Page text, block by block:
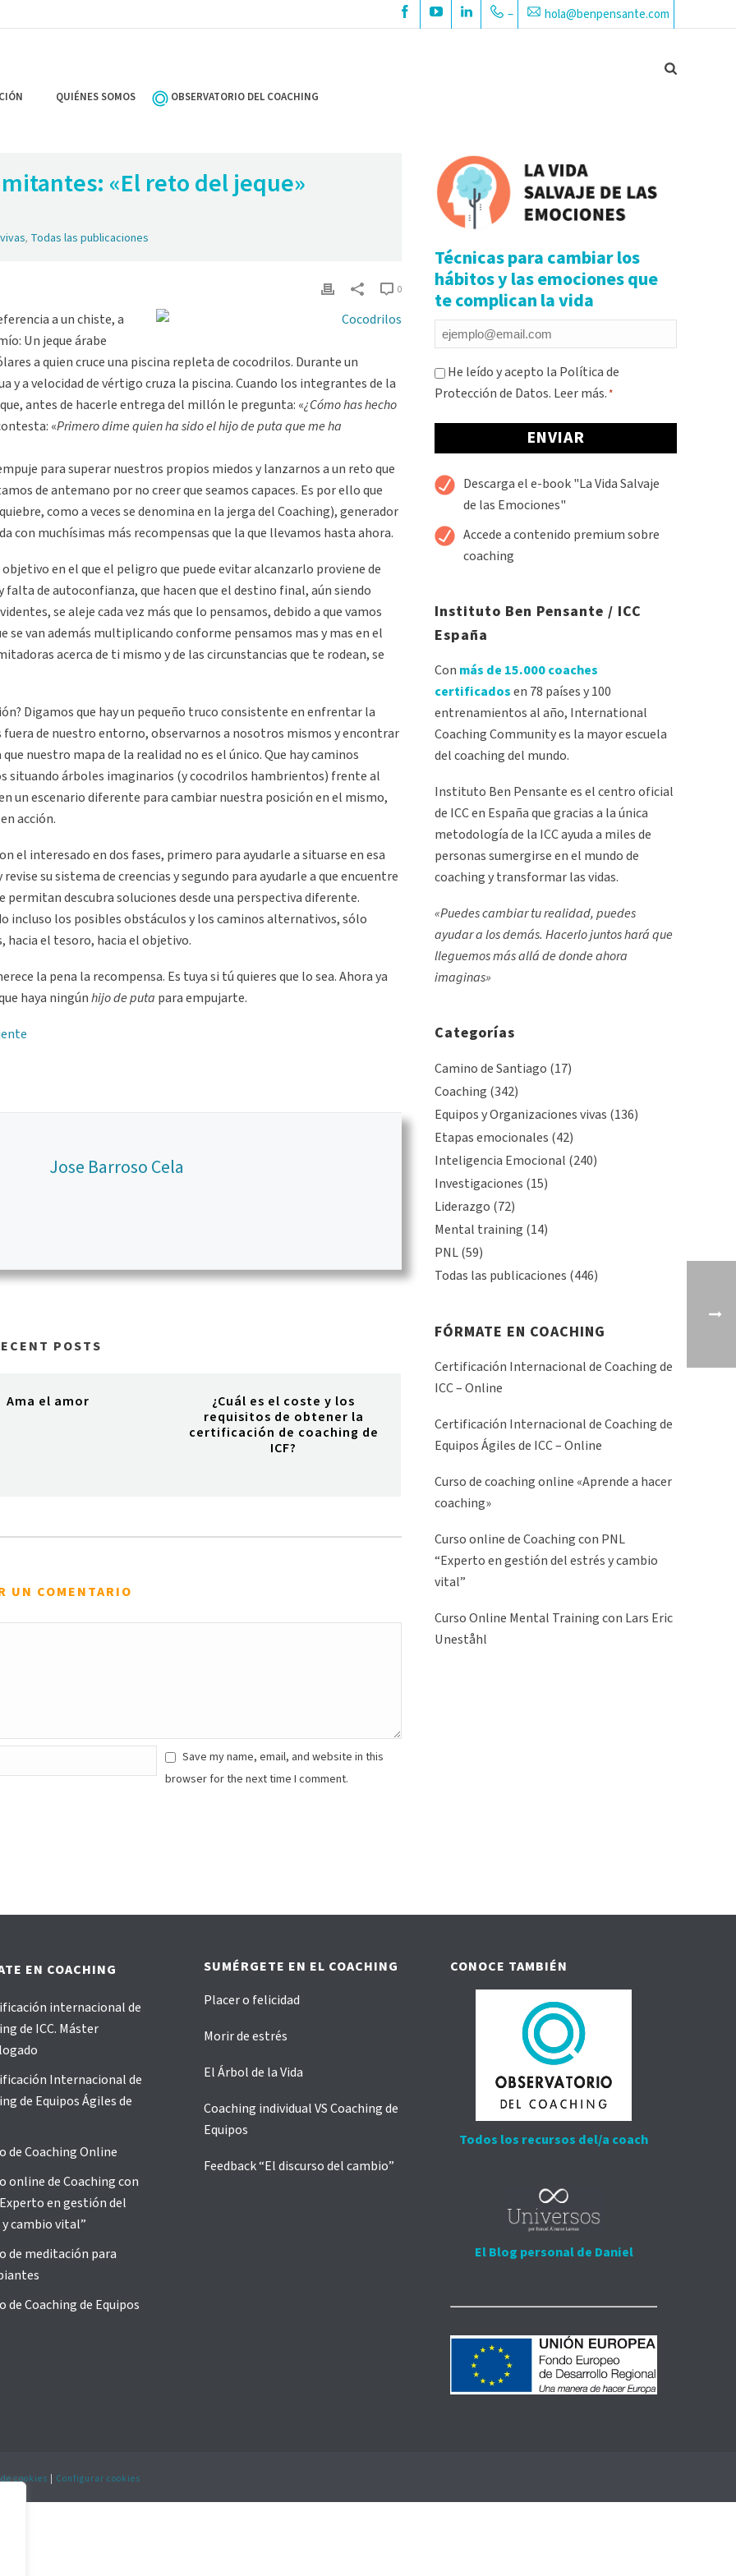
hola@benpensante.com
–
QUIÉNES SOMOS OBSERVATORIO DEL COACHING
«El reto del jeque»
, Todas las publicaciones
0
a un chiste, a
Un jeque árabe
a quien cruce una piscina repleta de cocodrilos. Durante un
y a velocidad de vértigo cruza la piscina. Cuando los integrantes de la
antes de hacerle entrega del millón le pregunta: «¿Cómo has hecho
«Primero dime quien ha sido el hijo de puta que me ha
para superar nuestros propios miedos y lanzarnos a un reto que
de antemano por no creer que seamos capaces. Es por ello que
como a veces se denomina en la jerga del Coaching), generador
con muchísimas más recompensas que la que llevamos hasta ahora.
en el que el peligro que puede evitar alcanzarlo proviene de
de autoconfianza, que hacen que el destino final, aún siendo
se aleje cada vez más que lo pensamos, debido a que vamos
van además multiplicando conforme pensamos mas y mas en el
acerca de ti mismo y de las circunstancias que te rodean, se
Digamos que hay un pequeño truco consistente en enfrentar la
fuera de nuestro entorno, observarnos a nosotros mismos y encontrar
nuestro mapa de la realidad no es el único. Que hay caminos
situando árboles imaginarios (y cocodrilos hambrientos) frente al
un escenario diferente para cambiar nuestra posición en el mismo,
acción.
el interesado en dos fases, primero para ayudarle a situarse en esa
su sistema de creencias y segundo para ayudarle a que encuentre
descubra soluciones desde una perspectiva diferente.
incluso los posibles obstáculos y los caminos alternativos, sólo
hacia el tesoro, hacia el objetivo.
la pena la recompensa. Es tuya si tú quieres que lo sea. Ahora ya
haya ningúnhijo de puta para empujarte.
Jose Barroso Cela
POSTS
Ama el amor
¿Cuál es el coste y los
requisitos de obtener la
certificación de coaching de
ICF?
UN COMENTARIO
Save my name, email, and website in this
browser for the next time I comment.
Técnicas para cambiar los
hábitos y las emociones que
te complican la vida
Email
*
Consentimiento
*
He leído y acepto la Política de
Protección de Datos. Leer más.*
Alternative:
Descarga el e-book "La Vida Salvaje
de las Emociones"
Accede a contenido premium sobre
coaching
Instituto Ben Pensante / ICC
España
Con más de 15.000 coaches
certificadosen 78 países y 100
entrenamientos al año, International
Coaching Community es la mayor escuela
del coaching del mundo.
Instituto Ben Pensante es el centro oficial
de ICC en España que gracias a la única
metodología de la ICC ayuda a miles de
personas sumergirse en el mundo de
coaching y transformar las vidas.
«Puedes cambiar tu realidad, puedes
ayudar a los demás. Hacerlo juntos hará que
lleguemos más allá de donde ahora
imaginas»
Categorías
Camino de Santiago (17)
Coaching (342)
Equipos y Organizaciones vivas (136)
Etapas emocionales (42)
Inteligencia Emocional (240)
Investigaciones (15)
Liderazgo (72)
Mental training (14)
PNL(59)
Todas las publicaciones (446)
FÓRMATE EN COACHING
Certificación Internacional de Coaching de
ICC – Online
Certificación Internacional de Coaching de
Equipos Ágiles de ICC – Online
Curso de coaching online «Aprende a hacer
coaching»
Curso online de Coaching con PNL
“Experto en gestión del estrés y cambio
vital”
Curso Online Mental Training con Lars Eric
Uneståhl
EN COACHING
internacional de
de ICC. Máster
Internacional de
de Equipos Ágiles de
de Coaching Online
online de Coaching con
en gestión del
cambio vital”
de meditación para
de Coaching de Equipos
SUMÉRGETE EN EL COACHING
Placer o felicidad
Morir de estrés
El Árbol de la Vida
Coaching individual VS Coaching de
Equipos
Feedback “El discurso del cambio”
CONOCE TAMBIÉN
Todos los recursos del/a coach
El Blog personal de Daniel
cookies | Configurar cookies